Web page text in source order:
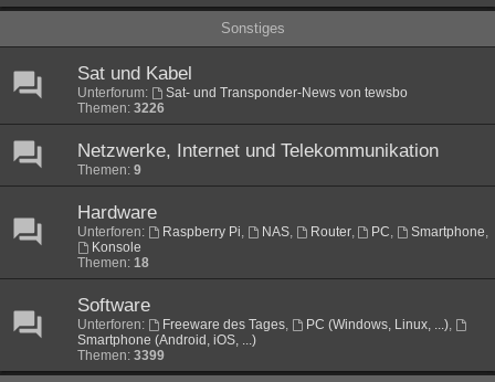
Sonstiges
Sat und Kabel
Unterforum:
Sat- und Transponder-News von tewsbo
Themen: 3226
Netzwerke, Internet und Telekommunikation
Themen: 9
Hardware
Unterforen: Raspberry Pi, NAS, Router, PC, Smartphone,
Konsole
Themen: 18
Software
Unterforen: Freeware des Tages, PC (Windows, Linux, ...),
Smartphone (Android, iOS, ...)
Themen: 3399